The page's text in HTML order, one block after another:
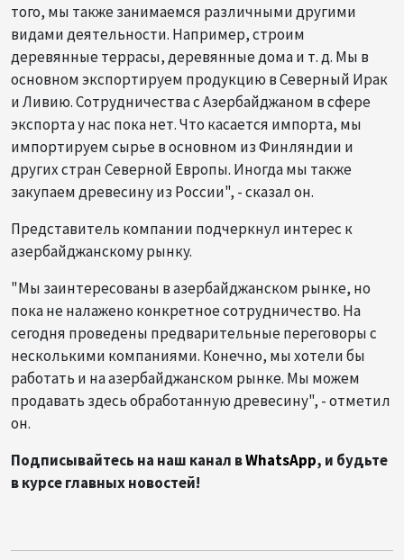
того, мы также занимаемся различными другими
видами деятельности. Например, строим
деревянные террасы, деревянные дома и т. д. Мы в
основном экспортируем продукцию в Северный Ирак
и Ливию. Сотрудничества с Азербайджаном в сфере
экспорта у нас пока нет. Что касается импорта, мы
импортируем сырье в основном из Финляндии и
других стран Северной Европы. Иногда мы также
закупаем древесину из России", - сказал он.
Представитель компании подчеркнул интерес к
азербайджанскому рынку.
"Мы заинтересованы в азербайджанском рынке, но
пока не налажено конкретное сотрудничество. На
сегодня проведены предварительные переговоры с
несколькими компаниями. Конечно, мы хотели бы
работать и на азербайджанском рынке. Мы можем
продавать здесь обработанную древесину", - отметил
он.
Подписывайтесь на наш канал вWhatsApp, и будьте
в курсе главных новостей!